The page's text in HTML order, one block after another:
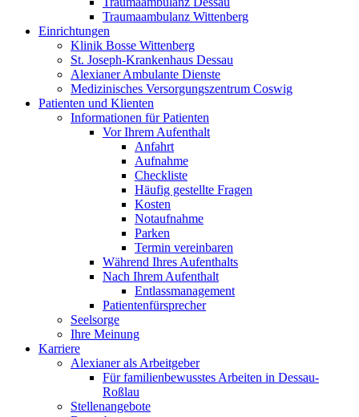
Traumaambulanz Wittenberg
Einrichtungen
Klinik Bosse Wittenberg
St. Joseph-Krankenhaus Dessau
Alexianer Ambulante Dienste
Medizinisches Versorgungszentrum Coswig
Patienten und Klienten
Informationen für Patienten
Vor Ihrem Aufenthalt
Anfahrt
Aufnahme
Checkliste
Häufig gestellte Fragen
Kosten
Notaufnahme
Parken
Termin vereinbaren
Während Ihres Aufenthalts
Nach Ihrem Aufenthalt
Entlassmanagement
Patientenfürsprecher
Seelsorge
Ihre Meinung
Karriere
Alexianer als Arbeitgeber
Für familienbewusstes Arbeiten in Dessau-
Roßlau
Stellenangebote